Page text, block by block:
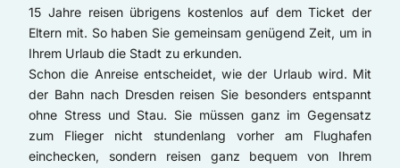
15 Jahre reisen übrigens kostenlos auf dem Ticket der
Eltern mit. So haben Sie gemeinsam genügend Zeit, um in
Ihrem Urlaub die Stadt zu erkunden.
Schon die Anreise entscheidet, wie der Urlaub wird. Mit
der Bahn nach Dresden reisen Sie besonders entspannt
ohne Stress und Stau. Sie müssen ganz im Gegensatz
zum Flieger nicht stundenlang vorher am Flughafen
einchecken, sondern reisen ganz bequem von Ihrem